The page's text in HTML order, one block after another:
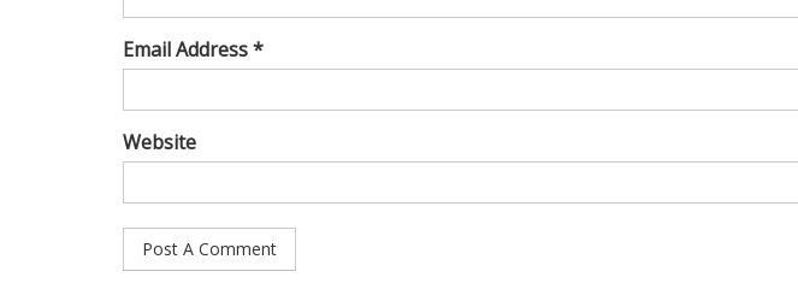
Email Address *
Website